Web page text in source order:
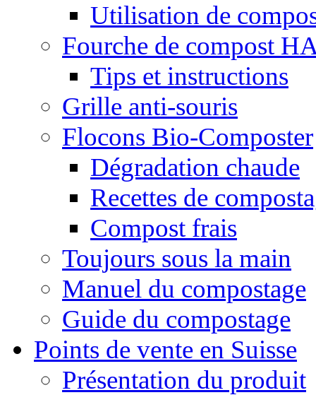
Utilisation de
Fourche de compost
Tips et instructions
Grille anti-souris
Flocons Bio-Composter
Dégradation chaude
Recettes de
Compost frais
Toujours sous la main
Manuel du compostage
Guide du compostage
Points de vente en Suisse
Présentation du produit